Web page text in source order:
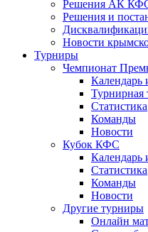
Решения АК
Решения и
Новости
Турниры
Чемпионат
Календарь
Турнирная
Статистика
Команды
Новости
Кубок КФС
Календарь
Статистика
Команды
Новости
Другие турниры
Онлайн